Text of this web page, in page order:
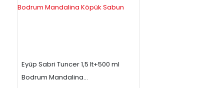
Eyüp Sabri Tuncer 1,5 lt+500 ml
Bodrum Mandalina...